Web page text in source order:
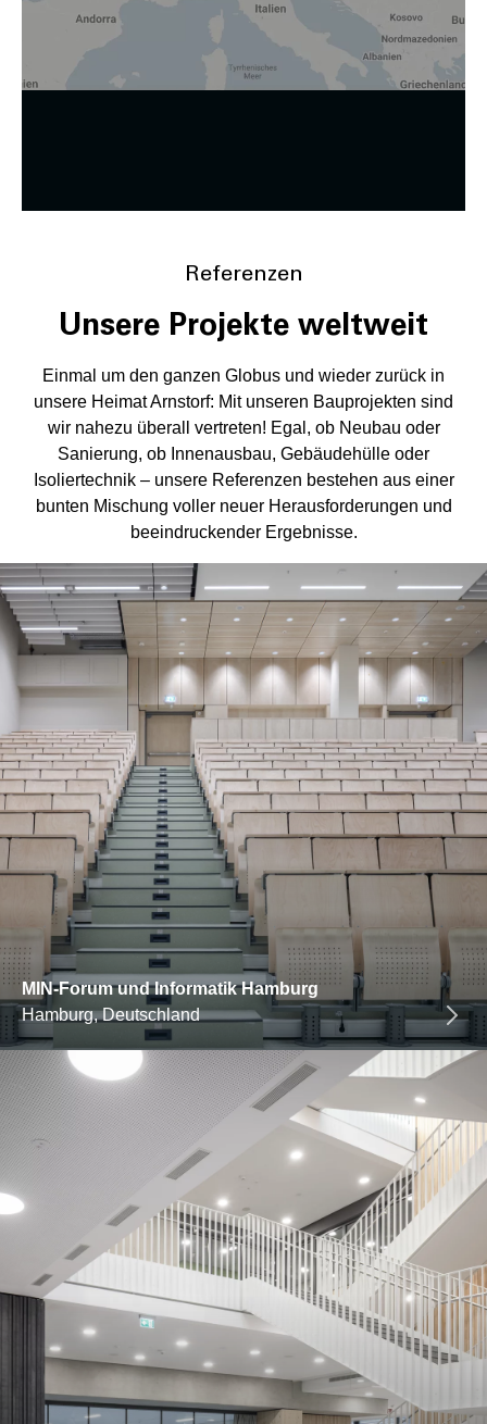
Zustimmung ändern
Referenzen
Unsere Projekte weltweit
Einmal um den ganzen Globus und wieder zurück in
unsere Heimat Arnstorf: Mit unseren Bauprojekten sind
wir nahezu überall vertreten! Egal, ob Neubau oder
Sanierung, ob Innenausbau, Gebäudehülle oder
Isoliertechnik – unsere Referenzen bestehen aus einer
bunten Mischung voller neuer Herausforderungen und
beeindruckender Ergebnisse.
MIN-Forum und Informatik Hamburg
Hamburg, Deutschland